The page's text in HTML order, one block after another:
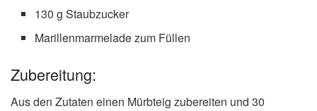
130 g Staubzucker
Marillenmarmelade zum Füllen
Zubereitung:
Aus den Zutaten einen Mürbteig zubereiten und 30